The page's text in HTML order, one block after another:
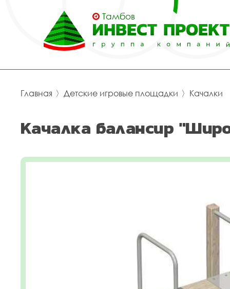
Тамбов
Главная 〉 Детские игровые площадки 〉 Качалки
Качалка балансир